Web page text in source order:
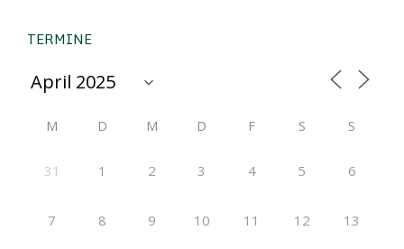
TERMINE
M D M D F S S
31 1 2 3 4 5 6
7 8 9 10 11 12 13